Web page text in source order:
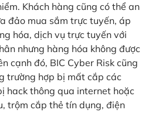
Khách hàng cũng có thể an
đảo mua sắm trực tuyến, áp
hóa, dịch vụ trực tuyến với
nhưng hàng hóa không được
cạnh đó, BIC Cyber Risk cũng
trường hợp bị mất cắp các
hack thông qua internet hoặc
trộm cắp thẻ tín dụng, điện